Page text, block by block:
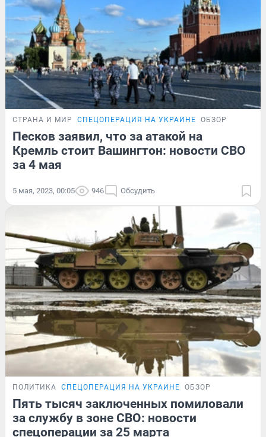
СТРАНА И МИР СПЕЦОПЕРАЦИЯ НА УКРАИНЕ ОБЗОР
Песков заявил, что за атакой на
Кремль стоит Вашингтон: новости СВО
за 4 мая
5 мая, 2023, 00:05 946 Обсудить
ПОЛИТИКА СПЕЦОПЕРАЦИЯ НА УКРАИНЕ ОБЗОР
Пять тысяч заключенных помиловали
за службу в зоне СВО: новости
спецоперации за 25 марта